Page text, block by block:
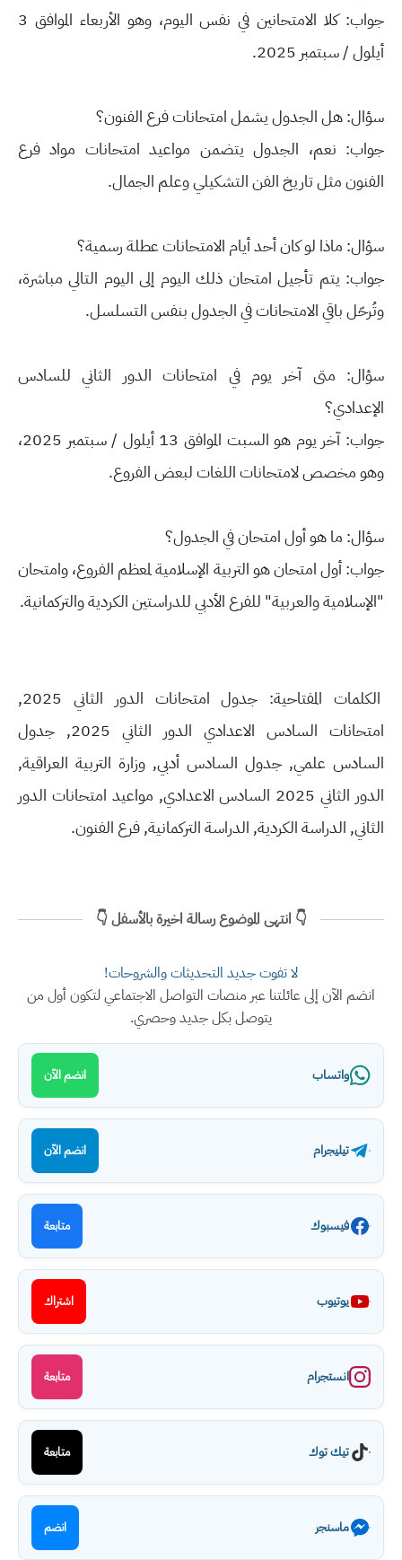
جواب: كلا الامتحانين في نفس اليوم، وهو الأربعاء الموافق 3
أيلول / سبتمبر 2025.
سؤال: هل الجدول يشمل امتحانات فرع الفنون؟
جواب: نعم، الجدول يتضمن مواعيد امتحانات مواد فرع
الفنون مثل تاريخ الفن التشكيلي وعلم الجمال.
سؤال: ماذا لو كان أحد أيام الامتحانات عطلة رسمية؟
جواب: يتم تأجيل امتحان ذلك اليوم إلى اليوم التالي مباشرة،
وتُرحّل باقي الامتحانات في الجدول بنفس التسلسل.
سؤال: متى آخر يوم في امتحانات الدور الثاني للسادس
الإعدادي؟
جواب: آخر يوم هو السبت الموافق 13 أيلول / سبتمبر 2025،
وهو مخصص لامتحانات اللغات لبعض الفروع.
سؤال: ما هو أول امتحان في الجدول؟
جواب: أول امتحان هو التربية الإسلامية لمعظم الفروع، وامتحان
"الإسلامية والعربية" للفرع الأدبي للدراستين الكردية والتركمانية.
الكلمات المفتاحية: جدول امتحانات الدور الثاني 2025,
امتحانات السادس الاعدادي الدور الثاني 2025, جدول
السادس علمي, جدول السادس أدبي, وزارة التربية العراقية,
الدور الثاني 2025 السادس الاعدادي, مواعيد امتحانات الدور
الثاني, الدراسة الكردية, الدراسة التركمانية, فرع الفنون.
👇 انتهى الموضوع رسالة اخيرة بالأسفل 👇
لا تفوت جديد التحديثات والشروحات!
انضم الآن إلى عائلتنا عبر منصات التواصل الاجتماعي لتكون أول من
يتوصل بكل جديد وحصري.
واتساب انضم الآن
تيليجرام انضم الآن
فيسبوك متابعة
يوتيوب اشتراك
انستجرام متابعة
تيك توك متابعة
ماسنجر انضم